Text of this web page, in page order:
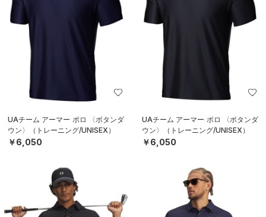
UAチーム アーマー ポロ 〈ボタンダ
ウン〉（トレーニング/UNISEX）
￥6,050
UAチーム アーマー ポロ 〈ボタンダ
ウン〉（トレーニング/UNISEX）
￥6,050